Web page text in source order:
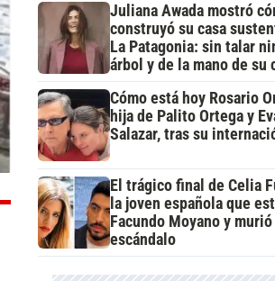
Juliana Awada mostró
construyó su casa
La Patagonia: sin talar
árbol y de la mano de su
Cómo está hoy Rosario
hija de Palito Ortega y
Salazar, tras su
El trágico final de Celia
la joven española que
Facundo Moyano y
escándalo